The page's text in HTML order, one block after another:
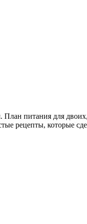
питания для
рецепты, которые